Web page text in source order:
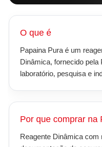
O que é
Papaina Pura é um
Dinâmica, fornecido pela
laboratório, pesquisa e
Por que comprar na
Reagente Dinâmica com